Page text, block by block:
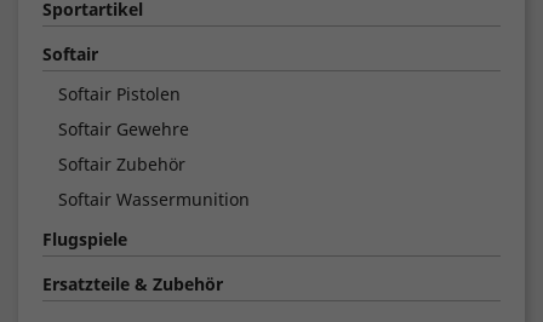
Sportartikel
Softair
Softair Pistolen
Softair Gewehre
Softair Zubehör
Softair Wassermunition
Flugspiele
Ersatzteile & Zubehör